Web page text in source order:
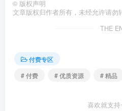
© 版权声明
文章版权归作者所有，未经允许请勿
THE
付费专区
# 付费
# 优质资源 # 精品
喜欢就支